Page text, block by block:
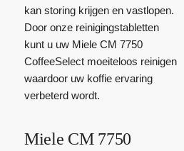
kan storing krijgen en vastlopen.
Door onze reinigingstabletten
kunt u uw Miele CM 7750
CoffeeSelect moeiteloos reinigen
waardoor uw koffie ervaring
verbeterd wordt.
Miele CM 7750